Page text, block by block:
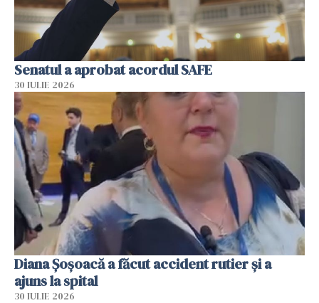
Senatul a aprobat acordul SAFE
30 IULIE 2026
Diana Șoșoacă a făcut accident rutier și a
ajuns la spital
30 IULIE 2026